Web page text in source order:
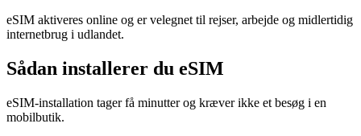
eSIM aktiveres online og er velegnet til rejser, arbejde og midlertidig
internetbrug i udlandet.
Sådan installerer du eSIM
eSIM-installation tager få minutter og kræver ikke et besøg i en
mobilbutik.